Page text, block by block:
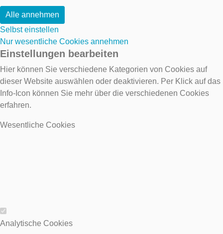
Alle annehmen
Selbst einstellen
Nur wesentliche Cookies annehmen
Einstellungen bearbeiten
Hier können Sie verschiedene Kategorien von Cookies auf
dieser Website auswählen oder deaktivieren. Per Klick auf das
Info-Icon können Sie mehr über die verschiedenen Cookies
erfahren.
Wesentliche Cookies
Wesentliche Cookies
Analytische Cookies